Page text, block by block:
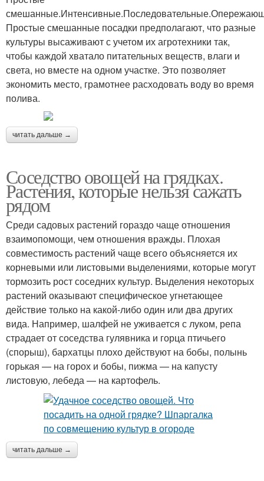
Простые смешанные посадки предполагают, что разные
культуры высаживают с учетом их агротехники так,
чтобы каждой хватало питательных веществ, влаги и
света, но вместе на одном участке. Это позволяет
экономить место, грамотнее расходовать воду во время
полива.
читать дальше →
Соседство овощей на грядках.
Растения, которые нельзя сажать
рядом
Среди садовых растений гораздо чаще отношения
взаимопомощи, чем отношения вражды. Плохая
совместимость растений чаще всего объясняется их
корневыми или листовыми выделениями, которые могут
тормозить рост соседних культур. Выделения некоторых
растений оказывают специфическое угнетающее
действие только на какой-либо один или два других
вида. Например, шалфей не уживается с луком, репа
страдает от соседства гулявника и горца птичьего
(спорыш), бархатцы плохо действуют на бобы, полынь
горькая — на горох и бобы, пижма — на капусту
листовую, лебеда — на картофель.
читать дальше →